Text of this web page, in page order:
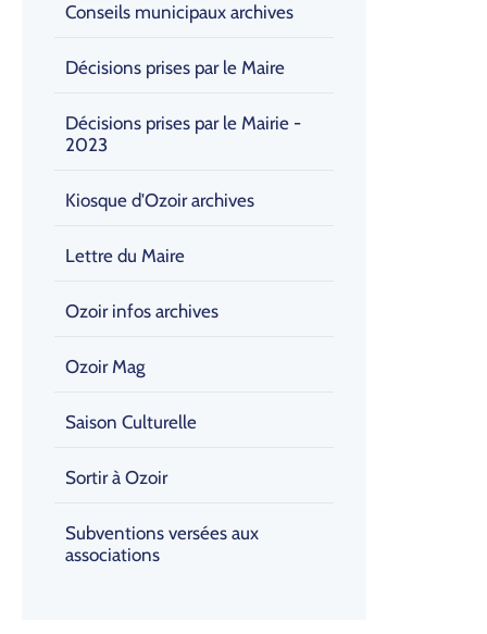
Conseils municipaux archives
Décisions prises par le Maire
Décisions prises par le Mairie -
2023
Kiosque d'Ozoir archives
Lettre du Maire
Ozoir infos archives
Ozoir Mag
Saison Culturelle
Sortir à Ozoir
Subventions versées aux
associations